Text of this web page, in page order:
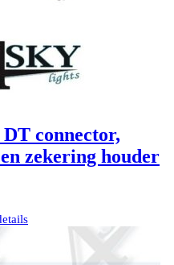
connector,
zekering houder